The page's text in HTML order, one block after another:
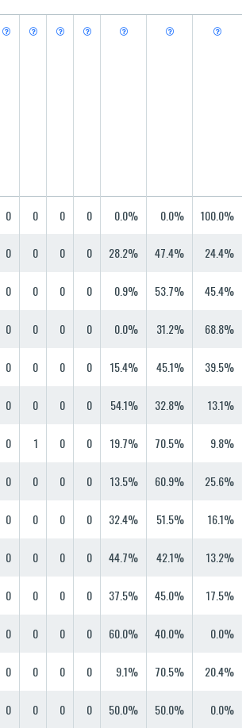
      
0 0 0 0 0.0% 0.0% 100.0%
0 0 0 0 28.2% 47.4% 24.4%
0 0 0 0 0.9% 53.7% 45.4%
0 0 0 0 0.0% 31.2% 68.8%
0 0 0 0 15.4% 45.1% 39.5%
0 0 0 0 54.1% 32.8% 13.1%
0 1 0 0 19.7% 70.5% 9.8%
0 0 0 0 13.5% 60.9% 25.6%
0 0 0 0 32.4% 51.5% 16.1%
0 0 0 0 44.7% 42.1% 13.2%
0 0 0 0 37.5% 45.0% 17.5%
0 0 0 0 60.0% 40.0% 0.0%
0 0 0 0 9.1% 70.5% 20.4%
0 0 0 0 50.0% 50.0% 0.0%